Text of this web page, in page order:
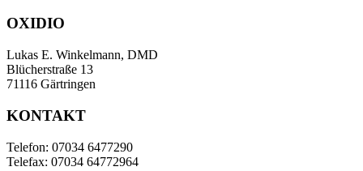
OXIDIO
Lukas E. Winkelmann, DMD
Blücherstraße 13
71116 Gärtringen
KONTAKT
Telefon: 07034 6477290
Telefax: 07034 64772964